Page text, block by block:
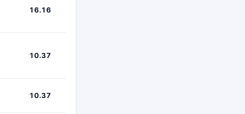
16.16
10.37
10.37